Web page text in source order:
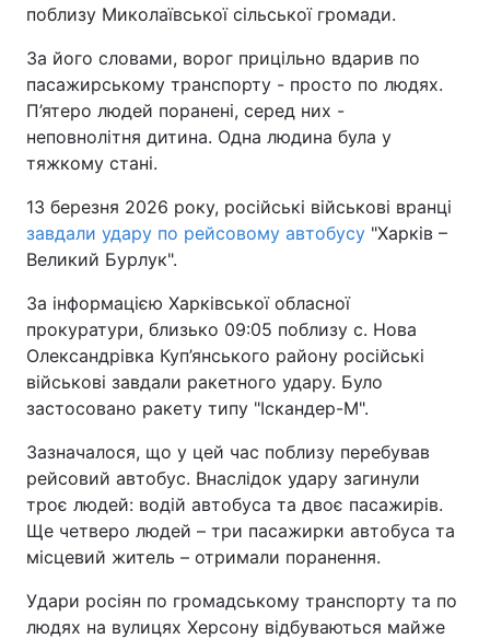
поблизу Миколаївської сільської громади.
За його словами, ворог прицільно вдарив по
пасажирському транспорту - просто по людях.
П’ятеро людей поранені, серед них -
неповнолітня дитина. Одна людина була у
тяжкому стані.
13 березня 2026 року, російські військові вранці
завдали удару по рейсовому автобусу "Харків –
Великий Бурлук".
За інформацією Харківської обласної
прокуратури, близько 09:05 поблизу с. Нова
Олександрівка Куп’янського району російські
військові завдали ракетного удару. Було
застосовано ракету типу "Іскандер-М".
Зазначалося, що у цей час поблизу перебував
рейсовий автобус. Внаслідок удару загинули
троє людей: водій автобуса та двоє пасажирів.
Ще четверо людей – три пасажирки автобуса та
місцевий житель – отримали поранення.
Удари росіян по громадському транспорту та по
людях на вулицях Херсону відбуваються майже